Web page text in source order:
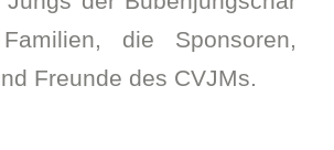
die Sponsoren,
Freunde des CVJMs.